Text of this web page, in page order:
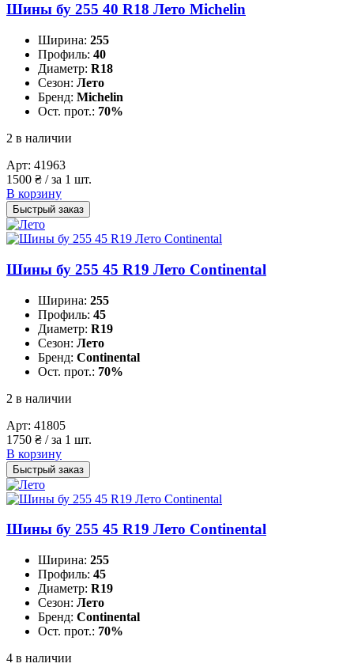
Шины бу 255 40 R18 Лето Michelin
Ширина: 255
Профиль: 40
Диаметр: R18
Сезон: Лето
Бренд: Michelin
Ост. прот.: 70%
2 в наличии
Арт: 41963
1500 ₴ / за 1 шт.
В корзину
Быстрый заказ
Шины бу 255 45 R19 Лето Continental
Ширина: 255
Профиль: 45
Диаметр: R19
Сезон: Лето
Бренд: Continental
Ост. прот.: 70%
2 в наличии
Арт: 41805
1750 ₴ / за 1 шт.
В корзину
Быстрый заказ
Шины бу 255 45 R19 Лето Continental
Ширина: 255
Профиль: 45
Диаметр: R19
Сезон: Лето
Бренд: Continental
Ост. прот.: 70%
4 в наличии